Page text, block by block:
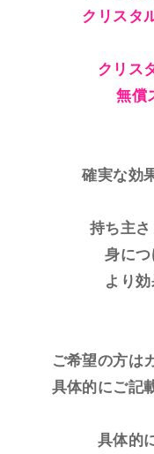
クリスタ
クリス
無償
確実な効
持ち主
身に
より
ご希望の方は
具体的にご記
具体的